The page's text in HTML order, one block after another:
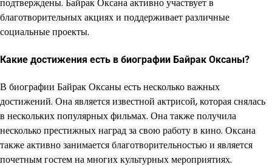
подтверждены. Байрак Оксана активно участвует в
благотворительных акциях и поддерживает различные
социальные проекты.
Какие достижения есть в биографии Байрак Оксаны?
В биографии Байрак Оксаны есть несколько важных
достижений. Она является известной актрисой, которая снялась
в нескольких популярных фильмах. Она также получила
несколько престижных наград за свою работу в кино. Оксана
также активно занимается благотворительностью и является
почетным гостем на многих культурных мероприятиях.